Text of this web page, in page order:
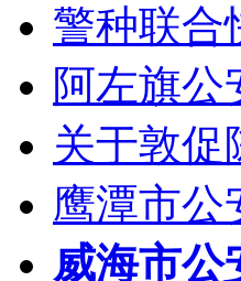
警种联合
阿左旗公
关于敦促
鹰潭市公
威海市公